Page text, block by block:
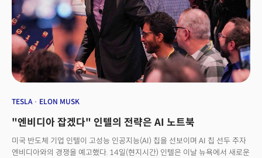
2022년부터 반전됐습니다. 2023년은 투자 환경이 완전히 투자자
친화적으로 돌아선 해였죠. 상황이 바뀌기 전 유동성 확장 사이클 동안 테크
업계에는 어떤 일이 있었을까요? 더밀크는 2023년 연말을 맞아 지난 10년
동안 테크 업계에 있었던 '신의 한 수'와 악수(惡手) 거래, 위기를 극복하고
재기한 사례를 살펴봤습니다. 특히 지난 10년간 가장 수익률이 좋았던
'황금티켓' 주인공은 누구였을까요? 👉 10년의 끝과 시작, 뭐가 바뀔까?
TESLA ELON MUSK
"엔비디아 잡겠다" 인텔의 전략은 AI 노트북
미국 반도체 기업 인텔이 고성능 인공지능(AI) 칩을 선보이며 AI 칩 선두 주자
엔비디아와의 경쟁을 예고했다. 14일(현지시간) 인텔은 이날 뉴욕에서 새로운